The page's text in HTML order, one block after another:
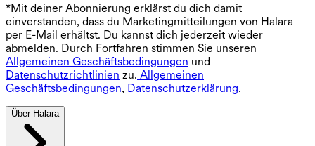
*Mit deiner Abonnierung erklärst du dich damit
einverstanden, dass du Marketingmitteilungen von Halara
per E-Mail erhältst. Du kannst dich jederzeit wieder
abmelden. Durch Fortfahren stimmen Sie unseren
Allgemeinen Geschäftsbedingungen und
Datenschutzrichtlinien zu. Allgemeinen
Geschäftsbedingungen, Datenschutzerklärung.
Über Halara